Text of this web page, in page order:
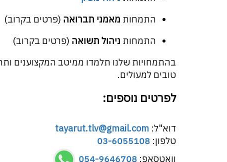
התמחות מאמני תברואה (פרטים בקרוב)
התמחות ניהול תשואה (פרטים בקרוב)
בהתמחויות שלנו תלמדו ממיטב המקצוענים
טובים למעולים.
לפרטים נוספים:
דוא"ל: tayarut.tlv@gmail.com
טלפון: 03-6055108
וואטסאפ: 054-9646708